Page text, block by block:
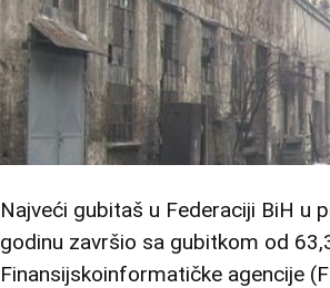
Najveći gubitaš u Federaciji BiH u
godinu završio sa gubitkom od
Finansijskoinformatičke agencije